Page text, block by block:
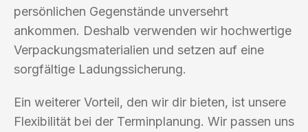
persönlichen Gegenstände unversehrt
ankommen. Deshalb verwenden wir hochwertige
Verpackungsmaterialien und setzen auf eine
sorgfältige Ladungssicherung.
Ein weiterer Vorteil, den wir dir bieten, ist unsere
Flexibilität bei der Terminplanung. Wir passen uns